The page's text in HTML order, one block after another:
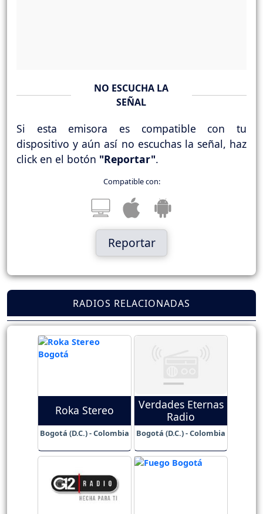
NO ESCUCHA LA
SEÑAL
Si esta emisora es compatible con tu
dispositivo y aún así no escuchas la señal, haz
click en el botón "Reportar".
Compatible con:
Reportar
RADIOS RELACIONADAS
Roka Stereo
Bogotá (D.C.) - Colombia
Verdades Eternas
Radio
Bogotá (D.C.) - Colombia